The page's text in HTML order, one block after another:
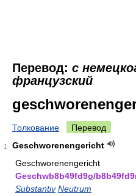
Перевод: с
французский
Толкование Перевод
1
Geschworenengericht
Geschworenengericht
Geschwb8b49fd9o/
Substantiv Neutrum